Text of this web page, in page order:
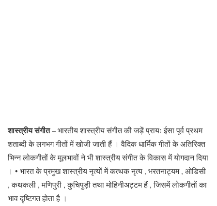
शास्त्रीय संगीत– भारतीय शास्त्रीय संगीत की जड़ें प्रायः ईसा पूर्व प्रथम
शताब्दी के लगभग गीतों में खोजी जाती हैं । वैदिक धार्मिक गीतों के अतिरिक्त
भिन्न लोकगीतों के मूलभावों ने भी शास्त्रीय संगीत के विकास में योगदान दिया
। • भारत के प्रमुख शास्त्रीय नृत्यों में कत्थक नृत्य , भरतनाट्यम , ओडिसी
, कथकली , मणिपुरी , कुचिपुड़ी तथा मोहिनीअट्टम हैं , जिसमें लोकगीतों का
भाव दृष्टिगत होता है ।